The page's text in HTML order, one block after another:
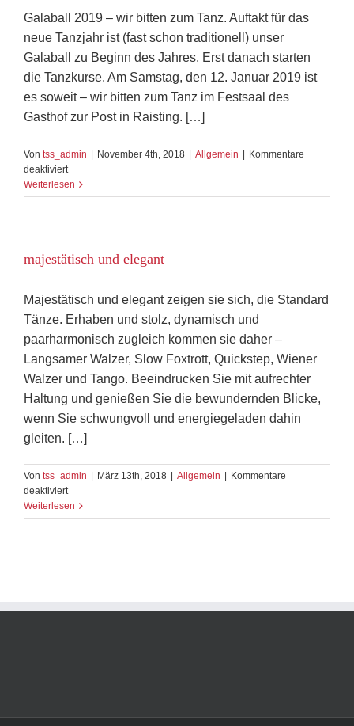
Galaball 2019 – wir bitten zum Tanz. Auftakt für das
neue Tanzjahr ist (fast schon traditionell) unser
Galaball zu Beginn des Jahres. Erst danach starten
die Tanzkurse. Am Samstag, den 12. Januar 2019 ist
es soweit – wir bitten zum Tanz im Festsaal des
Gasthof zur Post in Raisting. […]
Von tss_admin November 4th, 2018 Allgemein
Kommentare
deaktiviertfür
Galaball
2019
zum
Weiterlesen
majestätisch und elegant
Majestätisch und elegant zeigen sie sich, die Standard
Tänze. Erhaben und stolz, dynamisch und
paarharmonisch zugleich kommen sie daher –
Langsamer Walzer, Slow Foxtrott, Quickstep, Wiener
Walzer und Tango. Beeindrucken Sie mit aufrechter
Haltung und genießen Sie die bewundernden Blicke,
wenn Sie schwungvoll und energiegeladen dahin
gleiten. […]
Von tss_admin März 13th, 2018 Allgemein
Kommentare
deaktiviertfür
majestätisch
und
Weiterlesen